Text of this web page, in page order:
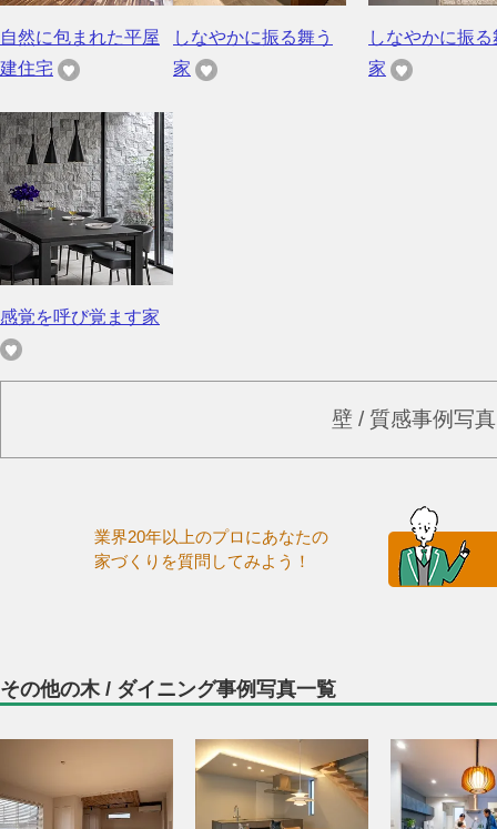
自然に包まれた平屋
建住宅
しなやかに振る舞う
家
しなやかに振る
家
感覚を呼び覚ます家
壁 / 質感事例写
業界20年以上のプロにあなたの
家づくりを質問してみよう！
その他の木 / ダイニング事例写真一覧